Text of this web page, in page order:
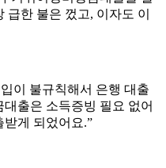
급한 불은 껐고, 이자도 이
이 불규칙해서 은행 대출
출은 소득증빙 필요 없어
받게 되었어요.”